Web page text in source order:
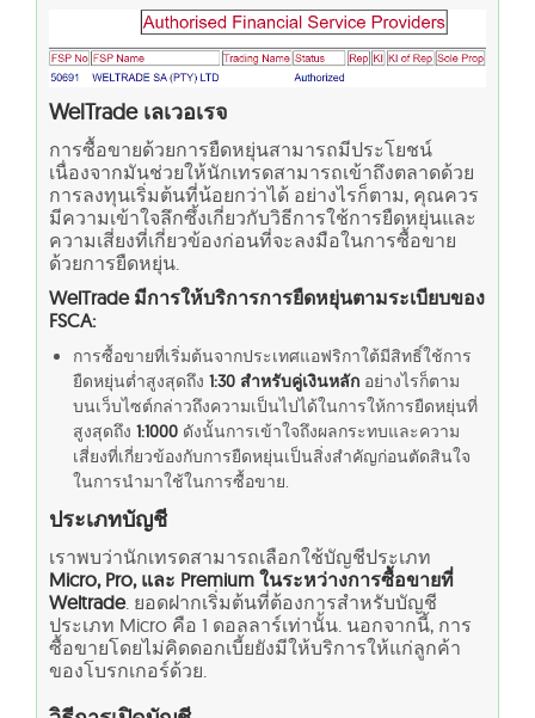
WelTrade เลเวอเรจ
การซื้อขายด้วยการยืดหยุ่นสามารถมีประโยชน์
เนื่องจากมันช่วยให้นักเทรดสามารถเข้าถึงตลาดด้วย
การลงทุนเริ่มต้นที่น้อยกว่าได้ อย่างไรก็ตาม, คุณควร
มีความเข้าใจลึกซึ้งเกี่ยวกับวิธีการใช้การยืดหยุ่นและ
ความเสี่ยงที่เกี่ยวข้องก่อนที่จะลงมือในการซื้อขาย
ด้วยการยืดหยุ่น.
WelTrade มีการให้บริการการยืดหยุ่นตามระเบียบของ
FSCA:
การซื้อขายที่เริ่มต้นจากประเทศแอฟริกาใต้มีสิทธิ์ใช้การ
ยืดหยุ่นต่ำสูงสุดถึง 1:30 สำหรับคู่เงินหลัก อย่างไรก็ตาม
บนเว็บไซต์กล่าวถึงความเป็นไปได้ในการให้การยืดหยุ่นที่
สูงสุดถึง 1:1000 ดังนั้นการเข้าใจถึงผลกระทบและความ
เสี่ยงที่เกี่ยวข้องกับการยืดหยุ่นเป็นสิ่งสำคัญก่อนตัดสินใจ
ในการนำมาใช้ในการซื้อขาย.
ประเภทบัญชี
เราพบว่านักเทรดสามารถเลือกใช้บัญชีประเภท
Micro, Pro, และ Premium ในระหว่างการซื้อขายที่
Weltrade. ยอดฝากเริ่มต้นที่ต้องการสำหรับบัญชี
ประเภท Micro คือ 1 ดอลลาร์เท่านั้น. นอกจากนี้, การ
ซื้อขายโดยไม่คิดดอกเบี้ยยังมีให้บริการให้แก่ลูกค้า
ของโบรกเกอร์ด้วย.